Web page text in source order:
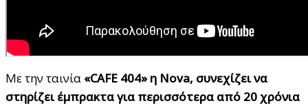
Με την ταινία «CAFE 404» η Nova, συνεχίζει να
στηρίζει έμπρακτα για περισσότερα από 20 χρόνια